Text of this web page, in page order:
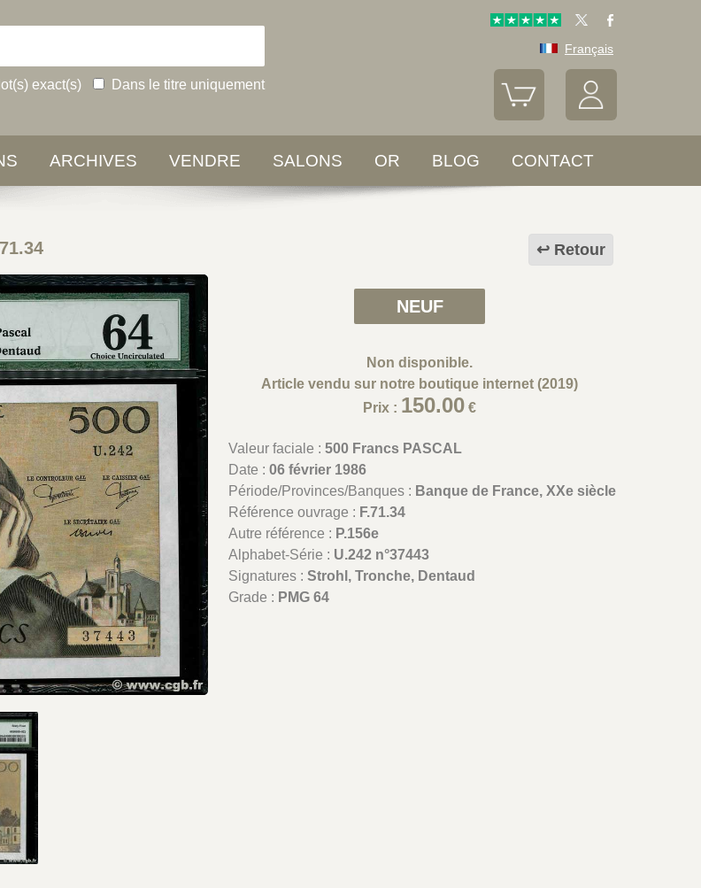
exact(s) Dans le titre uniquement
Français
ARCHIVES VENDRE SALONS OR BLOG CONTACT
Retour
NEUF
Non disponible.
Article vendu sur notre boutique internet (2019)
Prix : 150.00 €
Valeur faciale :500 Francs PASCAL
Date :06 février 1986
Période/Provinces/Banques : Banque de France, XXe siècle
Référence ouvrage : F.71.34
Autre référence : P.156e
Alphabet-Série : U.242 n°37443
Signatures :Strohl, Tronche, Dentaud
Grade : PMG 64